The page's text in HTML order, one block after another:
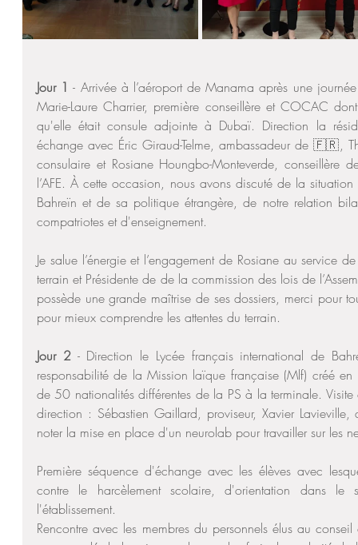
Jour 1 - Arrivée à l’aéroport de Manama après une
Marie-Laure Charrier, première conseillère et COCAC
qu'elle était consule adjointe à Dubaï. Direction la
échange avec Éric Giraud-Telme, ambassadeur de 🇫🇷,
consulaire et Rosiane Houngbo-Monteverde, conseillère
l’AFE. À cette occasion, nous avons discuté de la
Bahreïn et de sa politique étrangère, de notre relation
compatriotes et d'enseignement.
Je salue l’énergie et l’engagement de Rosiane au service
terrain et Présidente de de la commission des lois de
possède une grande maîtrise de ses dossiers, merci pour
pour mieux comprendre les attentes du terrain.
Jour 2 - Direction le Lycée français international de
responsabilité de la Mission laïque française (Mlf) créé
de 50 nationalités différentes de la PS à la terminale. Visite
direction : Sébastien Gaillard, proviseur, Xavier
noter la mise en place d'un neurolab pour travailler sur les
Première séquence d'échange avec les élèves avec
contre le harcèlement scolaire, d'orientation dans
l'établissement.
Rencontre avec les membres du personnels élus au